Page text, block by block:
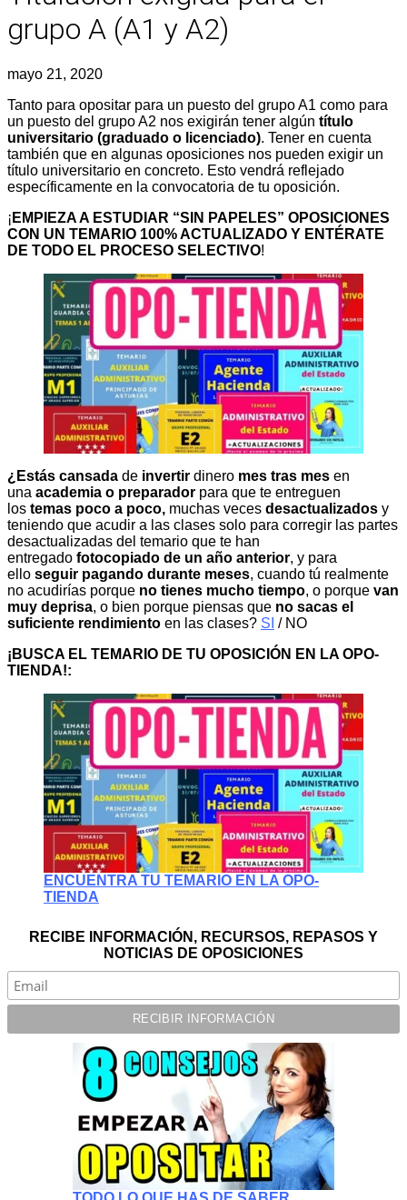
grupo A (A1 y A2)
mayo 21, 2020
Tanto para opositar para un puesto del grupo A1 como para
un puesto del grupo A2 nos exigirán tener algún título
universitario (graduado o licenciado). Tener en cuenta
también que en algunas oposiciones nos pueden exigir un
título universitario en concreto. Esto vendrá reflejado
específicamente en la convocatoria de tu oposición.
¡ EMPIEZA A ESTUDIAR “SIN PAPELES” OPOSICIONES
CON UN TEMARIO 100% ACTUALIZADO Y ENTÉRATE
DE TODO EL PROCESO SELECTIVO!
¿Estás cansada de invertir dinero mes tras mes en
una academia o preparador para que te entreguen
los temas poco a poco, muchas veces desactualizados y
teniendo que acudir a las clases solo para corregir las partes
desactualizadas del temario que te han
entregado fotocopiado de un año anterior, y para
ello seguir pagando durante meses, cuando tú realmente
no acudirías porque no tienes mucho tiempo, o porque van
muy deprisa, o bien porque piensas que no sacas el
suficiente rendimiento en las clases? SI / NO
¡BUSCA EL TEMARIO DE TU OPOSICIÓN EN LA OPO-
TIENDA!:
ENCUENTRA TU TEMARIO EN LA OPO-
TIENDA
RECIBE INFORMACIÓN, RECURSOS, REPASOS Y
NOTICIAS DE OPOSICIONES